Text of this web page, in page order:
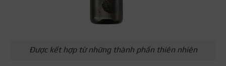
Được kết hợp từ những thành phần thiên nhiên